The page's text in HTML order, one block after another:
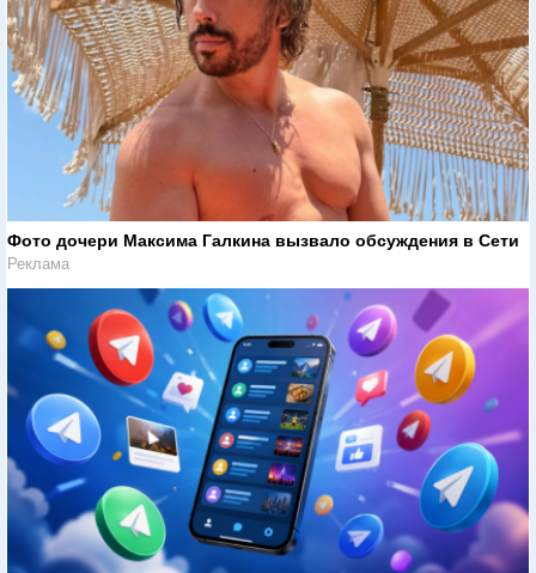
Фото дочери Максима Галкина вызвало обсуждения в Сети
Реклама